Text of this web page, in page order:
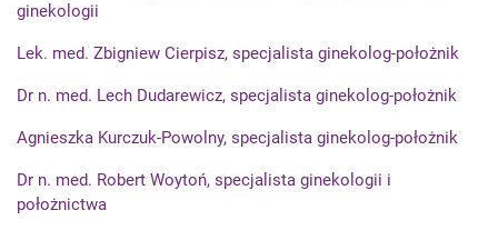
ginekologii
Lek. med. Zbigniew Cierpisz, specjalista ginekolog-położnik
Dr n. med. Lech Dudarewicz, specjalista ginekolog-położnik
Agnieszka Kurczuk-Powolny, specjalista ginekolog-położnik
Dr n. med. Robert Woytoń, specjalista ginekologii i
położnictwa